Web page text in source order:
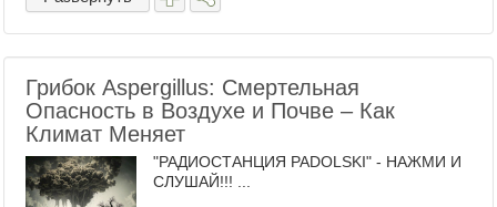
Грибок Aspergillus: Смертельная
Опасность в Воздухе и Почве – Как
Климат Меняет
"РАДИОСТАНЦИЯ PADOLSKI" - НАЖМИ И
СЛУШАЙ!!! ...